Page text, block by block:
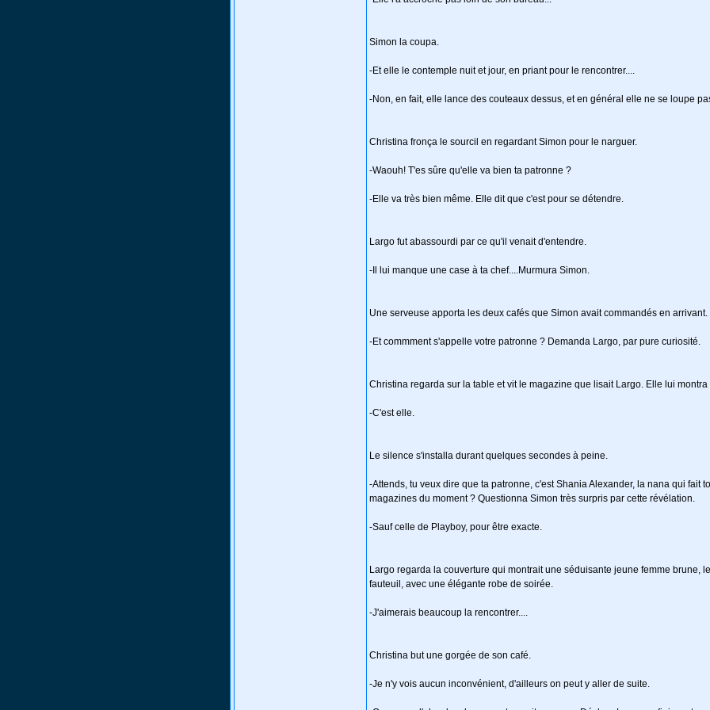
Simon la coupa.
-Et elle le contemple nuit et jour, en priant pour le rencontrer....
-Non, en fait, elle lance des couteaux dessus, et en général elle ne se loupe
Christina fronça le sourcil en regardant Simon pour le narguer.
-Waouh! T'es sûre qu'elle va bien ta patronne ?
-Elle va très bien même. Elle dit que c'est pour se détendre.
Largo fut abassourdi par ce qu'il venait d'entendre.
-Il lui manque une case à ta chef....Murmura Simon.
Une serveuse apporta les deux cafés que Simon avait commandés en arrivant.
-Et commment s'appelle votre patronne ? Demanda Largo, par pure curiosité.
Christina regarda sur la table et vit le magazine que lisait Largo. Elle lui
-C'est elle.
Le silence s'installa durant quelques secondes à peine.
-Attends, tu veux dire que ta patronne, c'est Shania Alexander, la nana qui fait
magazines du moment ? Questionna Simon très surpris par cette révélation.
-Sauf celle de Playboy, pour être exacte.
Largo regarda la couverture qui montrait une séduisante jeune femme brune,
fauteuil, avec une élégante robe de soirée.
-J'aimerais beaucoup la rencontrer....
Christina but une gorgée de son café.
-Je n'y vois aucun inconvénient, d'ailleurs on peut y aller de suite.